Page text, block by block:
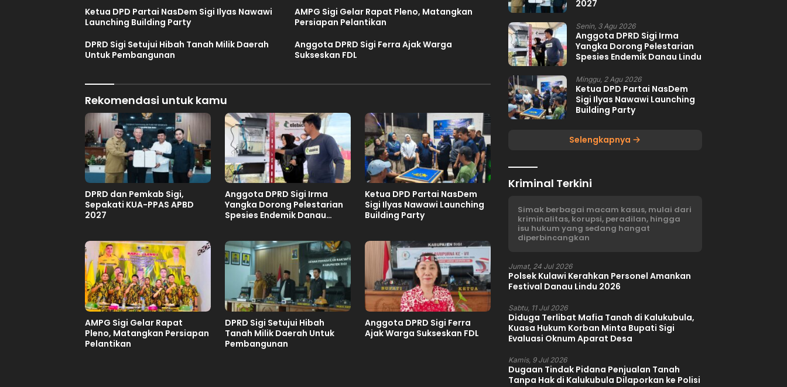
Ketua DPD Partai NasDem Sigi Ilyas Nawawi
Launching Building Party
AMPG Sigi Gelar Rapat Pleno, Matangkan
Persiapan Pelantikan
DPRD Sigi Setujui Hibah Tanah Milik Daerah
Untuk Pembangunan
Anggota DPRD Sigi Ferra Ajak Warga
Sukseskan FDL
Rekomendasi untuk kamu
DPRD dan Pemkab Sigi,
Sepakati KUA-PPAS APBD
2027
Anggota DPRD Sigi Irma
Yangka Dorong Pelestarian
Spesies Endemik Danau
Ketua DPD Partai NasDem
Sigi Ilyas Nawawi Launching
Building Party
AMPG Sigi Gelar Rapat
Pleno, Matangkan Persiapan
Pelantikan
DPRD Sigi Setujui Hibah
Tanah Milik Daerah Untuk
Pembangunan
Anggota DPRD Sigi Ferra
Ajak Warga Sukseskan FDL
2027
Senin, 3 Agu 2026
Anggota DPRD Sigi Irma
Yangka Dorong Pelestarian
Spesies Endemik Danau Lindu
Minggu, 2 Agu 2026
Ketua DPD Partai NasDem
Sigi Ilyas Nawawi Launching
Building Party
Selengkapnya
Kriminal Terkini
Simak berbagai macam kasus, mulai dari
kriminalitas, korupsi, peradilan, hingga
isu hukum yang sedang hangat
diperbincangkan
Jumat, 24 Jul 2026
Polsek Kulawi Kerahkan Personel Amankan
Festival Danau Lindu 2026
Sabtu, 11 Jul 2026
Diduga Terlibat Mafia Tanah di Kalukubula,
Kuasa Hukum Korban Minta Bupati Sigi
Evaluasi Oknum Aparat Desa
Kamis, 9 Jul 2026
Dugaan Tindak Pidana Penjualan Tanah
Tanpa Hak di Kalukubula Dilaporkan ke Polisi